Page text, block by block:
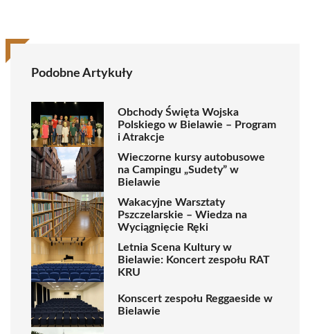
Podobne Artykuły
Obchody Święta Wojska
Polskiego w Bielawie – Program
i Atrakcje
Wieczorne kursy autobusowe
na Campingu „Sudety” w
Bielawie
Wakacyjne Warsztaty
Pszczelarskie – Wiedza na
Wyciągnięcie Ręki
Letnia Scena Kultury w
Bielawie: Koncert zespołu RAT
KRU
Konscert zespołu Reggaeside w
Bielawie